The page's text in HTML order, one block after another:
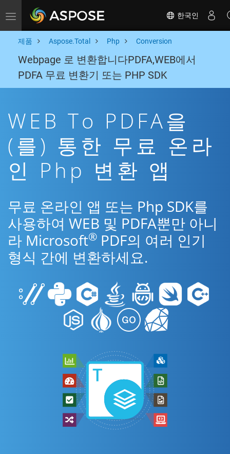
Toggle navigation 한국인
제품 Aspose.Total Php Conversion
Webpage 로 변환합니다PDFA,WEB에서
PDFA 무료 변환기 또는 PHP SDK
WEB To PDFA을
(를) 통한 무료 온라
인 Php 변환 앱
무료 온라인 앱 또는 Php SDK를
사용하여 WEB 및 PDFA뿐만 아니
라 Microsoft® PDF의 여러 인기
형식 간에 변환하세요.